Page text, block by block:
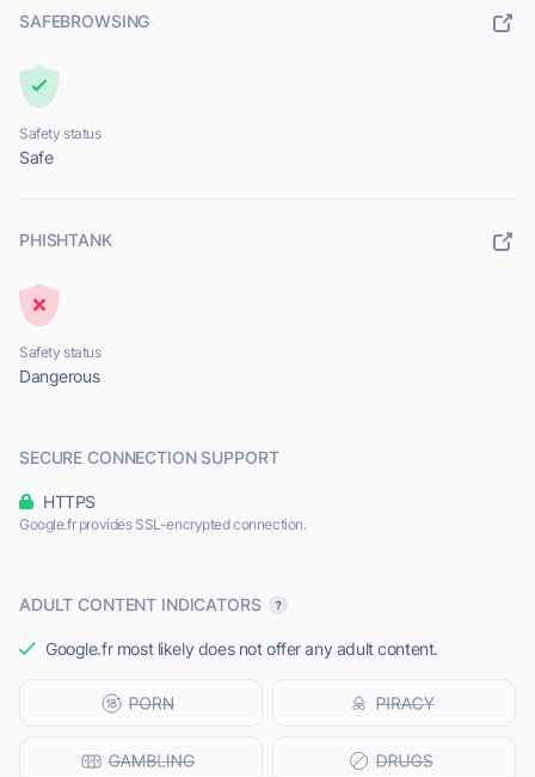
SAFEBROWSING
Safety status
Safe
PHISHTANK
Safety status
Dangerous
SECURE CONNECTION SUPPORT
HTTPS
Google.fr provides SSL-encrypted connection.
ADULT CONTENT INDICATORS
Google.fr most likely does not offer any adult content.